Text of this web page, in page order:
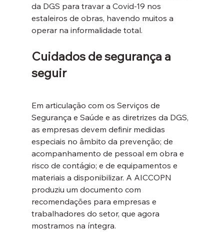
da DGS para travar a Covid-19 nos
estaleiros de obras, havendo muitos a
operar na informalidade total.
Cuidados de segurança a
seguir
Em articulação com os Serviços de
Segurança e Saúde e as diretrizes da DGS,
as empresas devem definir medidas
especiais no âmbito da prevenção; de
acompanhamento de pessoal em obra e
risco de contágio; e de equipamentos e
materiais a disponibilizar. A AICCOPN
produziu um documento com
recomendações para empresas e
trabalhadores do setor, que agora
mostramos na íntegra.